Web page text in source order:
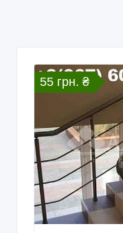
55 грн. ₴